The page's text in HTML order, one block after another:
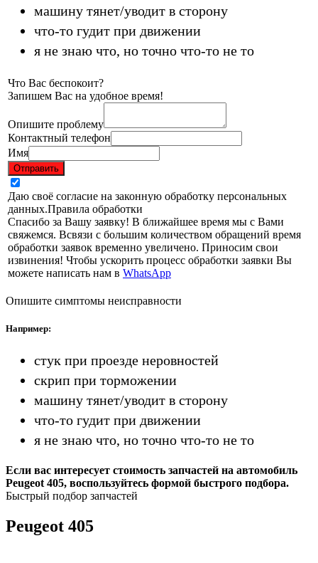
машину тянет/уводит в сторону
что-то гудит при движении
я не знаю что, но точно что-то не то
Что Вас беспокоит?
Запишем Вас на удобное время!
Опишите проблему
Контактный телефон
Имя
Отправить
Даю своё согласие на законную обработку персональных
данных.Правила обработки
Спасибо за Вашу заявку! В ближайшее время мы с Вами
свяжемся. Всвязи с большим количеством обращений время
обработки заявок временно увеличено. Приносим свои
извинения! Чтобы ускорить процесс обработки заявки Вы
можете написать нам в WhatsApp
Опишите симптомы неисправности
Например:
стук при проезде неровностей
скрип при торможении
машину тянет/уводит в сторону
что-то гудит при движении
я не знаю что, но точно что-то не то
Если вас интересует стоимость запчастей на автомобиль
Peugeot 405, воспользуйтесь формой быстрого подбора.
Быстрый подбор запчастей
Peugeot 405